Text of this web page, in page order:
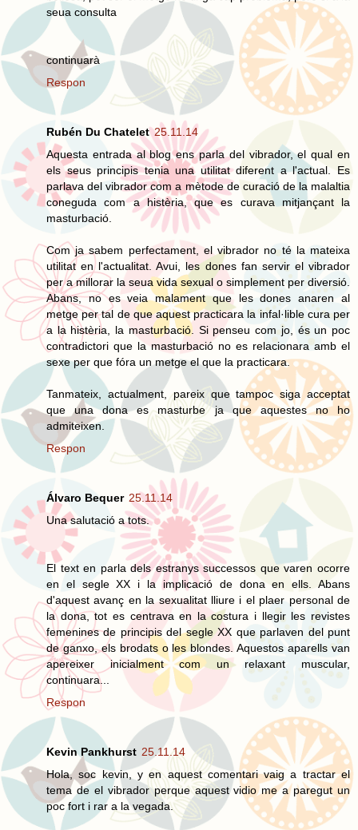
seua consulta
continuarà
Respon
Rubén Du Chatelet 25.11.14
Aquesta entrada al blog ens parla del vibrador, el qual en
els seus principis tenia una utilitat diferent a l'actual. Es
parlava del vibrador com a mètode de curació de la malaltia
coneguda com a histèria, que es curava mitjançant la
masturbació.
Com ja sabem perfectament, el vibrador no té la mateixa
utilitat en l'actualitat. Avui, les dones fan servir el vibrador
per a millorar la seua vida sexual o simplement per diversió.
Abans, no es veia malament que les dones anaren al
metge per tal de que aquest practicara la infal·lible cura per
a la histèria, la masturbació. Si penseu com jo, és un poc
contradictori que la masturbació no es relacionara amb el
sexe per que fóra un metge el que la practicara.
Tanmateix, actualment, pareix que tampoc siga acceptat
que una dona es masturbe ja que aquestes no ho
admiteixen.
Respon
Álvaro Bequer 25.11.14
Una salutació a tots.
El text en parla dels estranys successos que varen ocorre
en el segle XX i la implicació de dona en ells. Abans
d'aquest avanç en la sexualitat lliure i el plaer personal de
la dona, tot es centrava en la costura i llegir les revistes
femenines de principis del segle XX que parlaven del punt
de ganxo, els brodats o les blondes. Aquestos aparells van
apereixer inicialment com un relaxant muscular,
continuara...
Respon
Kevin Pankhurst 25.11.14
Hola, soc kevin, y en aquest comentari vaig a tractar el
tema de el vibrador perque aquest vidio me a paregut un
poc fort i rar a la vegada.